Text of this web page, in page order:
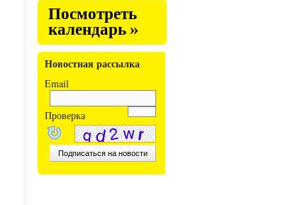
Посмотреть
календарь »
Новостная рассылка
Email
Проверка